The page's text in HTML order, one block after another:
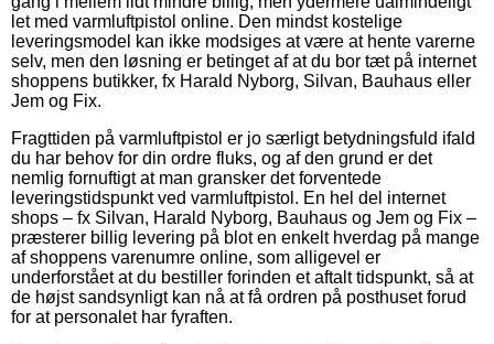
let med varmluftpistol online. Den mindst kostelige
leveringsmodel kan ikke modsiges at være at hente varerne
selv, men den løsning er betinget af at du bor tæt på internet
shoppens butikker, fx Harald Nyborg, Silvan, Bauhaus eller
Jem og Fix.
Fragttiden på varmluftpistol er jo særligt betydningsfuld ifald
du har behov for din ordre fluks, og af den grund er det
nemlig fornuftigt at man gransker det forventede
leveringstidspunkt ved varmluftpistol. En hel del internet
shops – fx Silvan, Harald Nyborg, Bauhaus og Jem og Fix –
præsterer billig levering på blot en enkelt hverdag på mange
af shoppens varenumre online, som alligevel er
underforstået at du bestiller forinden et aftalt tidspunkt, så at
de højst sandsynligt kan nå at få ordren på posthuset forud
for at personalet har fyraften.